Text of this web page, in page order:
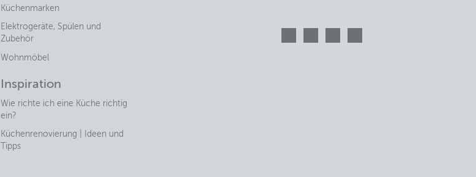
Küchenmarken
Elektrogeräte, Spülen und
Zubehör
Wohnmöbel
Inspiration
Wie richte ich eine Küche richtig
ein?
Küchenrenovierung | Ideen und
Tipps